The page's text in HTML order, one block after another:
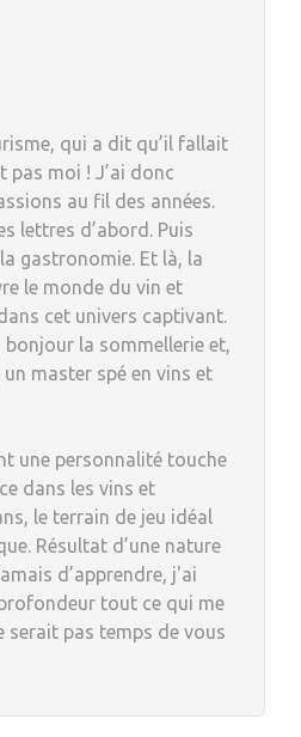
qui a dit qu’il fallait
pas moi ! J’ai donc
au fil des années.
lettres d’abord. Puis
gastronomie. Et là, la
le monde du vin et
cet univers captivant.
bonjour la sommellerie et,
master spé en vins et
une personnalité touche
dans les vins et
le terrain de jeu idéal
Résultat d’une nature
d’apprendre, j'ai
tout ce qui me
serait pas temps de vous